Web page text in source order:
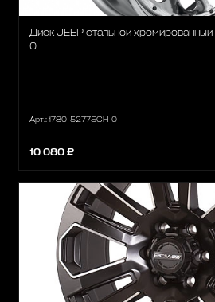
Диск JEEP стальной хромированный 5х127 5х8R17 d75 ET-
0
Арт.: 1780-52775CH-0
10 080 ₽